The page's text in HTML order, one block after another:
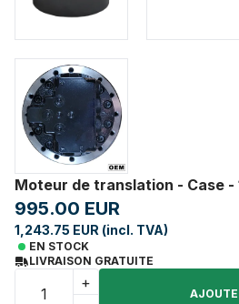
Moteur de translation - Case -
995.00 EUR
1,243.75 EUR (incl. TVA)
EN STOCK
LIVRAISON GRATUITE
+